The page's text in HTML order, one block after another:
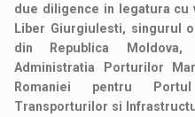
due diligence in legatura cu
Liber Giurgiulesti, singurul
din Republica Moldova,
Administratia Porturilor
Romaniei pentru
Transporturilor si